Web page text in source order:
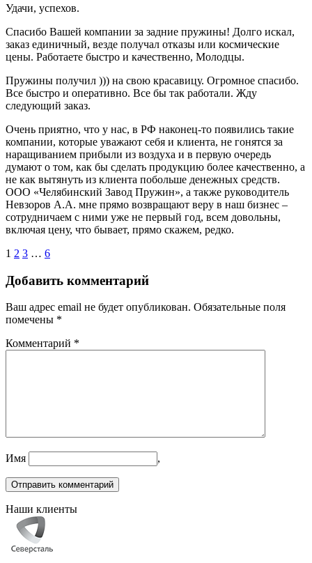
Удачи, успехов.
Спасибо Вашей компании за задние пружины! Долго искал,
заказ единичный, везде получал отказы или космические
цены. Работаете быстро и качественно, Молодцы.
Пружины получил ))) на свою красавицу. Огромное спасибо.
Все быстро и оперативно. Все бы так работали. Жду
следующий заказ.
Очень приятно, что у нас, в РФ наконец-то появились такие
компании, которые уважают себя и клиента, не гонятся за
наращиванием прибыли из воздуха и в первую очередь
думают о том, как бы сделать продукцию более качественно, а
не как вытянуть из клиента побольше денежных средств.
ООО «Челябинский Завод Пружин», а также руководитель
Невзоров А.А. мне прямо возвращают веру в наш бизнес –
сотрудничаем с ними уже не первый год, всем довольны,
включая цену, что бывает, прямо скажем, редко.
Пагинация
комментариев
1 2 3 … 6Далее
Добавить комментарий
Ваш адрес email не будет опубликован. Обязательные поля
помечены *
Комментарий *
Имя ,
Наши клиенты